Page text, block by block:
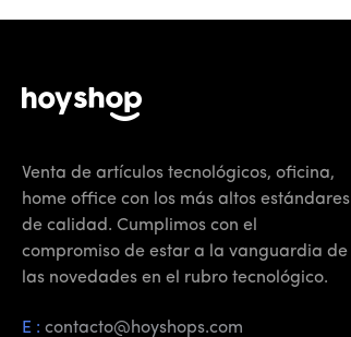
Venta de artículos tecnológicos, oficina,
home office con los más altos estándares
de calidad. Cumplimos con el
compromiso de estar a la vanguardia de
las novedades en el rubro tecnológico.
E : contacto@hoyshops.com